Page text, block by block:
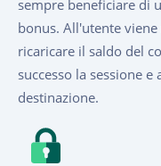
sempre beneficiare di
bonus. All'utente
ricaricare il saldo del
successo la sessione
destinazione.